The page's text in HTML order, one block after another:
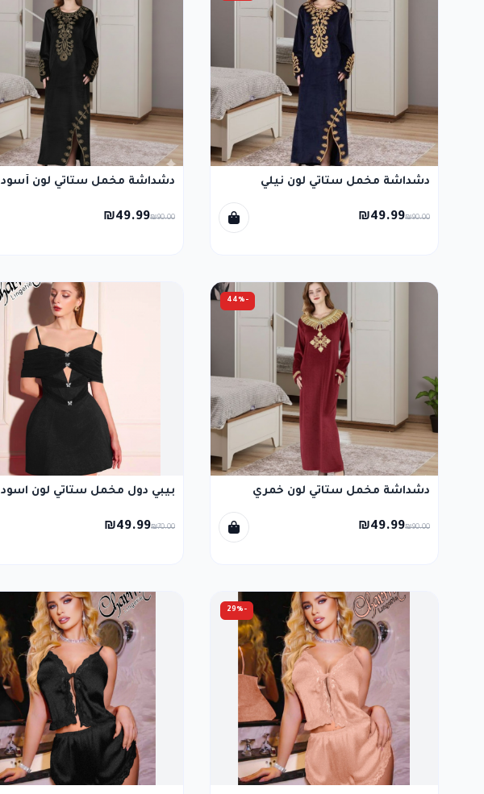
دشداشة مخمل ستاتي لون نيلي
₪49.99₪90.00
دشداشة مخمل ستاتي لون أسود
₪49.99₪90.00
-44%
دشداشة مخمل ستاتي لون خمري
₪49.99₪90.00
بيبي دول مخمل ستاتي لون اسود
₪49.99₪70.00
-29%